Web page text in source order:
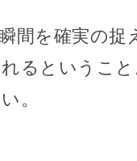
間を確実の捉
るというこ
。